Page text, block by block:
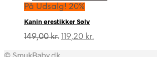
pris
149,00 kr..
På Udsalg! 20%
Kanin ørestikker Sølv
149,00kr. Den
119,20 kr.
© SmukBaby.dk